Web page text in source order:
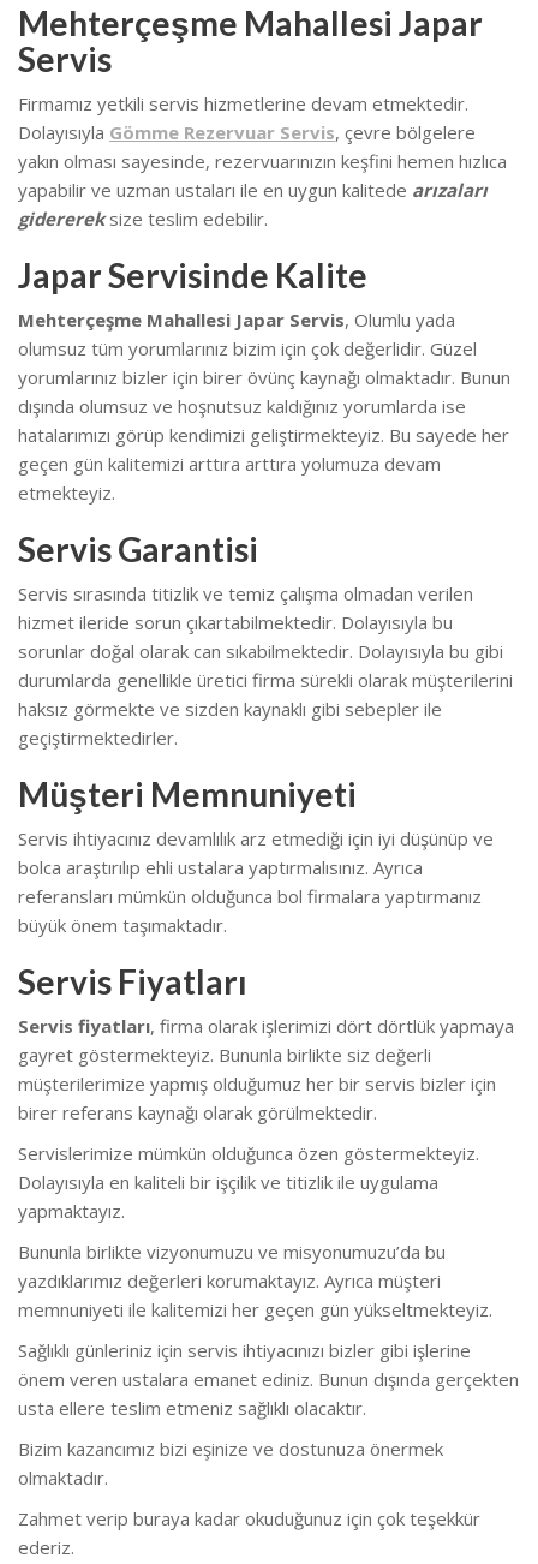
Mehterçeşme Mahallesi Japar
Servis
Firmamız yetkili servis hizmetlerine devam etmektedir.
Dolayısıyla Gömme Rezervuar Servis, çevre bölgelere
yakın olması sayesinde, rezervuarınızın keşfini hemen hızlıca
yapabilir ve uzman ustaları ile en uygun kalitede arızaları
giderereksize teslim edebilir.
Japar Servisinde Kalite
Mehterçeşme Mahallesi Japar Servis, Olumlu yada
olumsuz tüm yorumlarınız bizim için çok değerlidir. Güzel
yorumlarınız bizler için birer övünç kaynağı olmaktadır. Bunun
dışında olumsuz ve hoşnutsuz kaldığınız yorumlarda ise
hatalarımızı görüp kendimizi geliştirmekteyiz. Bu sayede her
geçen gün kalitemizi arttıra arttıra yolumuza devam
etmekteyiz.
Servis Garantisi
Servis sırasında titizlik ve temiz çalışma olmadan verilen
hizmet ileride sorun çıkartabilmektedir. Dolayısıyla bu
sorunlar doğal olarak can sıkabilmektedir. Dolayısıyla bu gibi
durumlarda genellikle üretici firma sürekli olarak müşterilerini
haksız görmekte ve sizden kaynaklı gibi sebepler ile
geçiştirmektedirler.
Müşteri Memnuniyeti
Servis ihtiyacınız devamlılık arz etmediği için iyi düşünüp ve
bolca araştırılıp ehli ustalara yaptırmalısınız. Ayrıca
referansları mümkün olduğunca bol firmalara yaptırmanız
büyük önem taşımaktadır.
Servis Fiyatları
Servis fiyatları, firma olarak işlerimizi dört dörtlük yapmaya
gayret göstermekteyiz. Bununla birlikte siz değerli
müşterilerimize yapmış olduğumuz her bir servis bizler için
birer referans kaynağı olarak görülmektedir.
Servislerimize mümkün olduğunca özen göstermekteyiz.
Dolayısıyla en kaliteli bir işçilik ve titizlik ile uygulama
yapmaktayız.
Bununla birlikte vizyonumuzu ve misyonumuzu’da bu
yazdıklarımız değerleri korumaktayız. Ayrıca müşteri
memnuniyeti ile kalitemizi her geçen gün yükseltmekteyiz.
Sağlıklı günleriniz için servis ihtiyacınızı bizler gibi işlerine
önem veren ustalara emanet ediniz. Bunun dışında gerçekten
usta ellere teslim etmeniz sağlıklı olacaktır.
Bizim kazancımız bizi eşinize ve dostunuza önermek
olmaktadır.
Zahmet verip buraya kadar okuduğunuz için çok teşekkür
ederiz.